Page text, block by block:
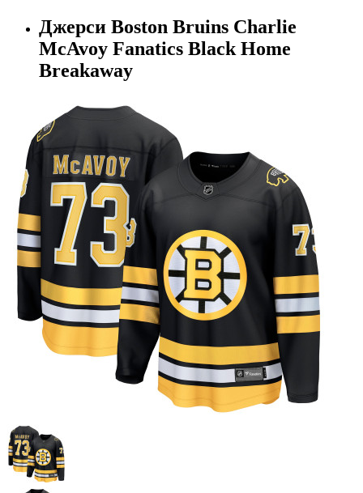
Джерси Boston Bruins Charlie
McAvoy Fanatics Black Home
Breakaway